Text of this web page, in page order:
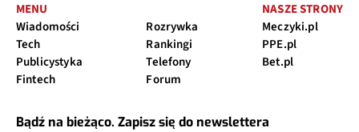
MENU
Wiadomości
Tech
Publicystyka
Fintech
Rozrywka
Rankingi
Telefony
Forum
NASZE STRONY
Meczyki.pl
PPE.pl
Bet.pl
Bądź na bieżąco. Zapisz się do newslettera